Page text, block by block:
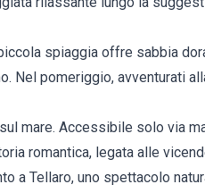
spiaggia offre sabbia
Nel pomeriggio, avventurati
mare. Accessibile solo via
romantica, legata alle
a Tellaro, uno spettacolo